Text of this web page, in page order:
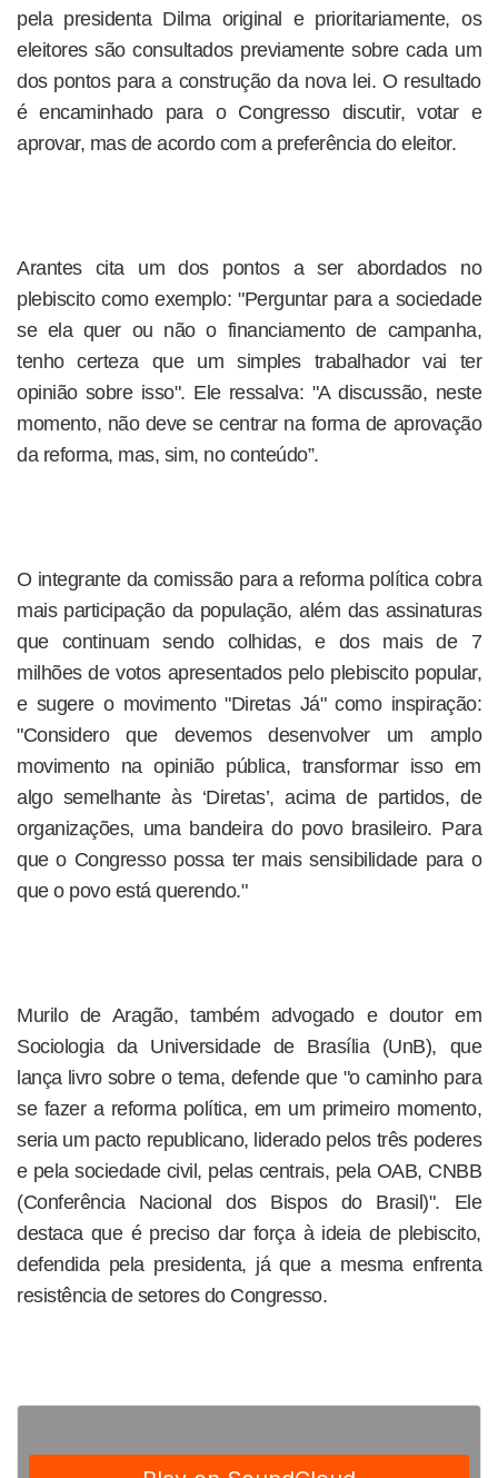
pela presidenta Dilma original e prioritariamente, os
eleitores são consultados previamente sobre cada um
dos pontos para a construção da nova lei. O resultado
é encaminhado para o Congresso discutir, votar e
aprovar, mas de acordo com a preferência do eleitor.
Arantes cita um dos pontos a ser abordados no
plebiscito como exemplo: "Perguntar para a sociedade
se ela quer ou não o financiamento de campanha,
tenho certeza que um simples trabalhador vai ter
opinião sobre isso". Ele ressalva: "A discussão, neste
momento, não deve se centrar na forma de aprovação
da reforma, mas, sim, no conteúdo”.
O integrante da comissão para a reforma política cobra
mais participação da população, além das assinaturas
que continuam sendo colhidas, e dos mais de 7
milhões de votos apresentados pelo plebiscito popular,
e sugere o movimento "Diretas Já" como inspiração:
"Considero que devemos desenvolver um amplo
movimento na opinião pública, transformar isso em
algo semelhante às ‘Diretas’, acima de partidos, de
organizações, uma bandeira do povo brasileiro. Para
que o Congresso possa ter mais sensibilidade para o
que o povo está querendo."
Murilo de Aragão, também advogado e doutor em
Sociologia da Universidade de Brasília (UnB), que
lança livro sobre o tema, defende que "o caminho para
se fazer a reforma política, em um primeiro momento,
seria um pacto republicano, liderado pelos três poderes
e pela sociedade civil, pelas centrais, pela OAB, CNBB
(Conferência Nacional dos Bispos do Brasil)". Ele
destaca que é preciso dar força à ideia de plebiscito,
defendida pela presidenta, já que a mesma enfrenta
resistência de setores do Congresso.